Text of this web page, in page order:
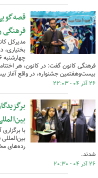
فرهنگی
مدیرکل
بختیاری،
فرهنگی کانون گفت: در کانون، هر
بیست‌وهفتمین جشنواره، در واقع
۲۶ آذر ۰۴ - ۲۲:۰۳
با
رده‌های
شدند.
۲۶ آذر ۰۴ - ۲۰:۳۰